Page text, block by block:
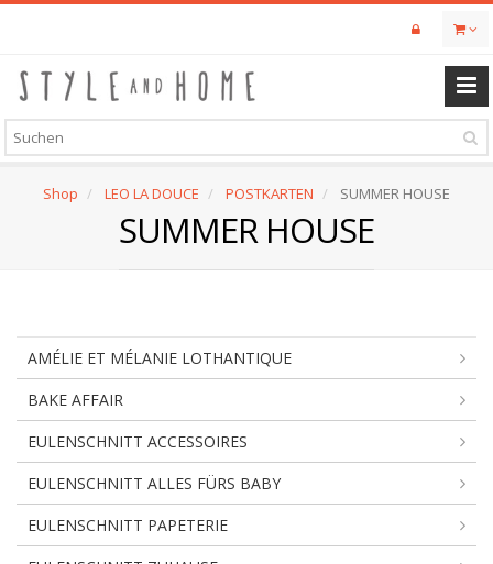
Skip
content
Shop LEO LA DOUCE POSTKARTEN SUMMER HOUSE
SUMMER HOUSE
AMÉLIE ET MÉLANIE LOTHANTIQUE
BAKE AFFAIR
EULENSCHNITT ACCESSOIRES
EULENSCHNITT ALLES FÜRS BABY
EULENSCHNITT PAPETERIE